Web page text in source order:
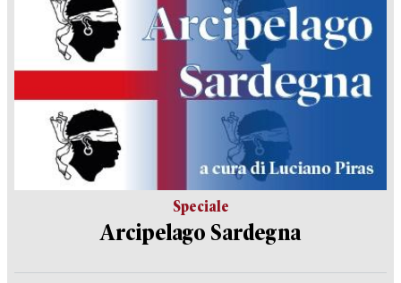
Speciale
Arcipelago Sardegna